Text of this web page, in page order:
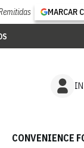
MARCAR
CONVENIENCE